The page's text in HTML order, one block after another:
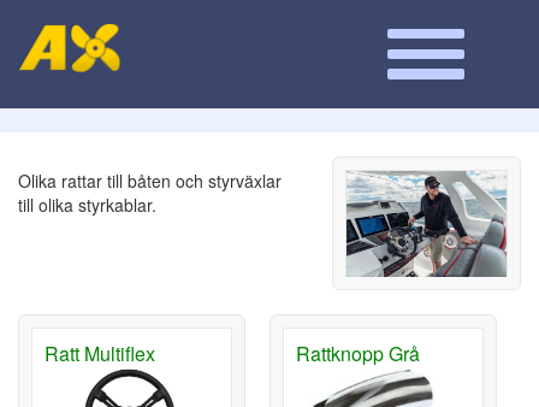
Olika rattar till båten och styrväxlar
till olika styrkablar.
Ratt Multiflex Rattknopp Grå